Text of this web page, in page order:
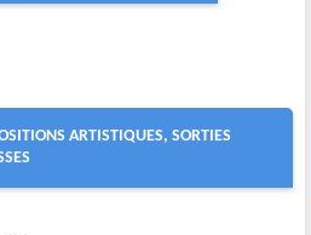
ARTISTIQUES, SORTIES